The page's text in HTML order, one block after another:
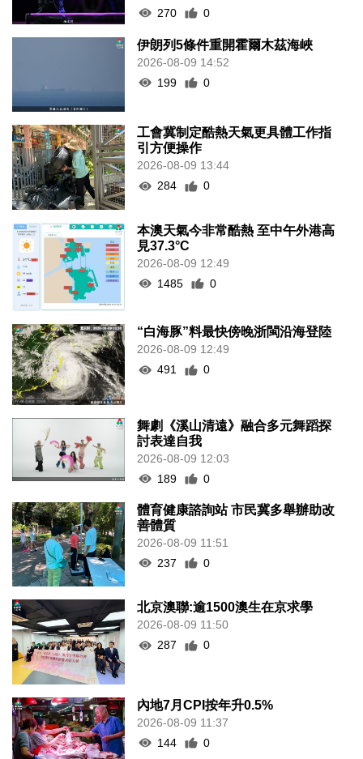
270
0
伊朗列5條件重開霍爾木茲海峽
2026-08-09 14:52
199
0
工會冀制定酷熱天氣更具體工作指
引方便操作
2026-08-09 13:44
284
0
本澳天氣今非常酷熱 至中午外港高
見37.3°C
2026-08-09 12:49
1485
0
“白海豚”料最快傍晚浙閩沿海登陸
2026-08-09 12:49
491
0
舞劇《溪山清遠》融合多元舞蹈探
討表達自我
2026-08-09 12:03
189
0
體育健康諮詢站 市民冀多舉辦助改
善體質
2026-08-09 11:51
237
0
北京澳聯:逾1500澳生在京求學
2026-08-09 11:50
287
0
內地7月CPI按年升0.5%
2026-08-09 11:37
144
0